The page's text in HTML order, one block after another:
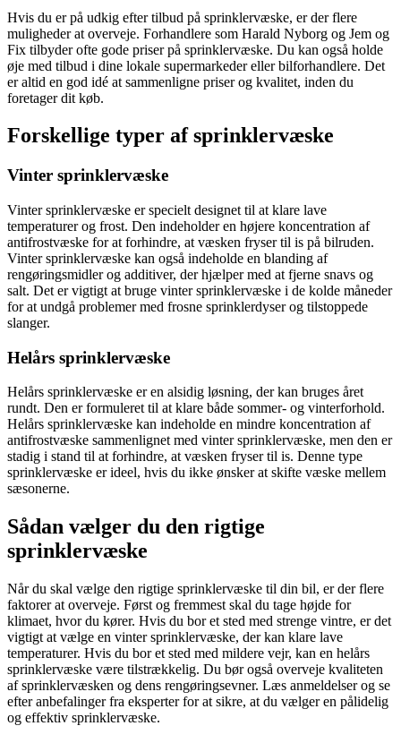
Hvis du er på udkig efter tilbud på sprinklervæske, er der flere
muligheder at overveje. Forhandlere som Harald Nyborg og Jem og
Fix tilbyder ofte gode priser på sprinklervæske. Du kan også holde
øje med tilbud i dine lokale supermarkeder eller bilforhandlere. Det
er altid en god idé at sammenligne priser og kvalitet, inden du
foretager dit køb.
Forskellige typer af sprinklervæske
Vinter sprinklervæske
Vinter sprinklervæske er specielt designet til at klare lave
temperaturer og frost. Den indeholder en højere koncentration af
antifrostvæske for at forhindre, at væsken fryser til is på bilruden.
Vinter sprinklervæske kan også indeholde en blanding af
rengøringsmidler og additiver, der hjælper med at fjerne snavs og
salt. Det er vigtigt at bruge vinter sprinklervæske i de kolde måneder
for at undgå problemer med frosne sprinklerdyser og tilstoppede
slanger.
Helårs sprinklervæske
Helårs sprinklervæske er en alsidig løsning, der kan bruges året
rundt. Den er formuleret til at klare både sommer- og vinterforhold.
Helårs sprinklervæske kan indeholde en mindre koncentration af
antifrostvæske sammenlignet med vinter sprinklervæske, men den er
stadig i stand til at forhindre, at væsken fryser til is. Denne type
sprinklervæske er ideel, hvis du ikke ønsker at skifte væske mellem
sæsonerne.
Sådan vælger du den rigtige
sprinklervæske
Når du skal vælge den rigtige sprinklervæske til din bil, er der flere
faktorer at overveje. Først og fremmest skal du tage højde for
klimaet, hvor du kører. Hvis du bor et sted med strenge vintre, er det
vigtigt at vælge en vinter sprinklervæske, der kan klare lave
temperaturer. Hvis du bor et sted med mildere vejr, kan en helårs
sprinklervæske være tilstrækkelig. Du bør også overveje kvaliteten
af sprinklervæsken og dens rengøringsevner. Læs anmeldelser og se
efter anbefalinger fra eksperter for at sikre, at du vælger en pålidelig
og effektiv sprinklervæske.